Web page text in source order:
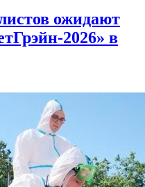
ожидают
2026» в